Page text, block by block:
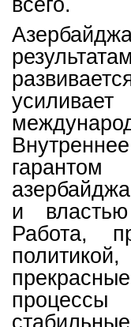
всего.
и
Работа,